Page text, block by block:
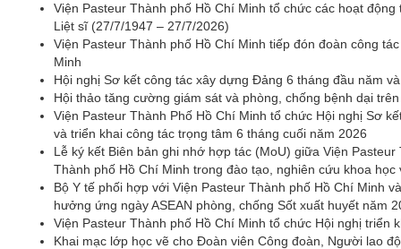
Viện Pasteur Thành phố Hồ Chí Minh tổ chức các hoạt
Liệt sĩ (27/7/1947 – 27/7/2026)
Viện Pasteur Thành phố Hồ Chí Minh tiếp đón đoàn công
Minh
Hội nghị Sơ kết công tác xây dựng Đảng 6 tháng đầu năm
Hội thảo tăng cường giám sát và phòng, chống bệnh dại
Viện Pasteur Thành Phố Hồ Chí Minh tổ chức Hội nghị Sơ
và triển khai công tác trọng tâm 6 tháng cuối năm 2026
Lễ ký kết Biên bản ghi nhớ hợp tác (MoU) giữa Viện
Thành phố Hồ Chí Minh trong đào tạo, nghiên cứu khoa
Bộ Y tế phối hợp với Viện Pasteur Thành phố Hồ Chí Minh
hưởng ứng ngày ASEAN phòng, chống Sốt xuất huyết năm
Viện Pasteur Thành phố Hồ Chí Minh tổ chức Hội nghị triển
Khai mạc lớp học vẽ cho Đoàn viên Công đoàn, Người lao